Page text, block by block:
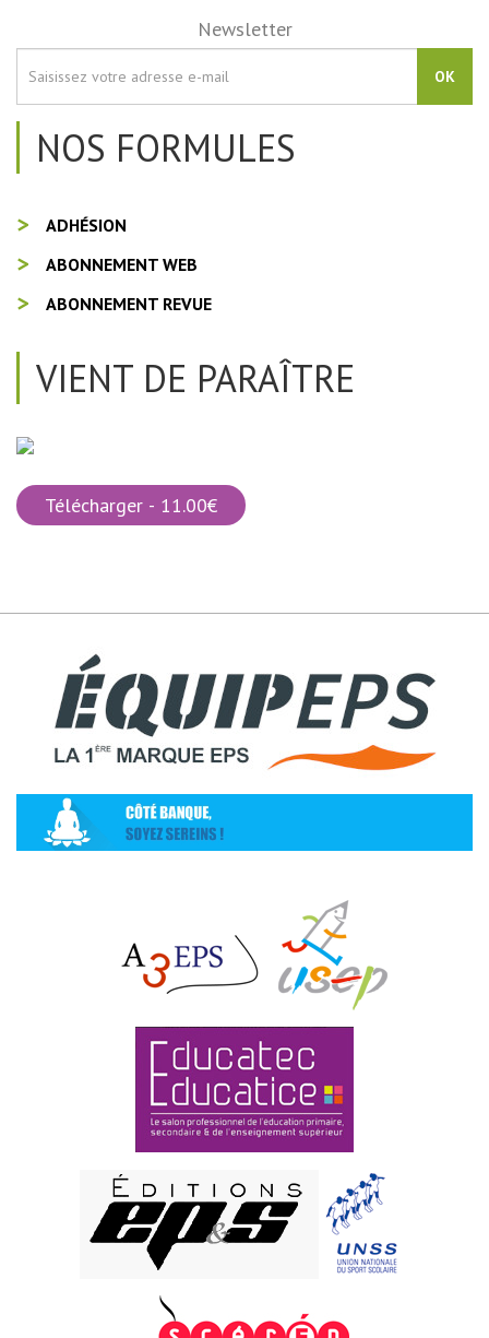
Newsletter
OK
NOS FORMULES
ADHÉSION
ABONNEMENT WEB
ABONNEMENT REVUE
VIENT DE PARAÎTRE
Télécharger - 11.00€